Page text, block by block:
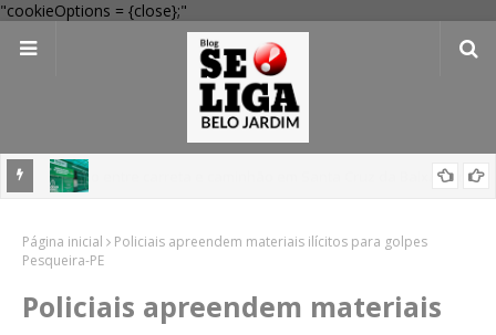
"cookieOptions = {close};"
compras
Página inicial
Policiais apreendem materiais ilícitos para golpes
Pesqueira-PE
Policiais apreendem materiais